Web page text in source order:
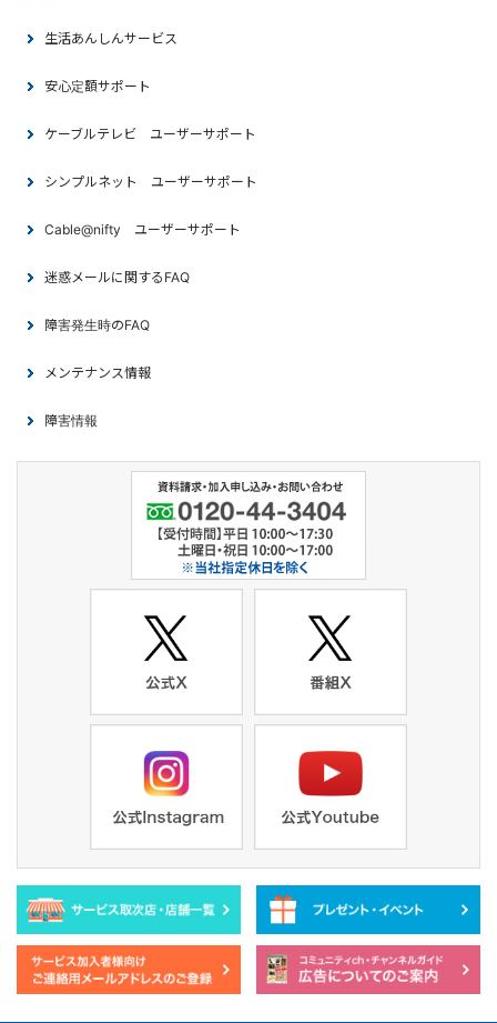
生活あんしんサービス
安心定額サポート
ケーブルテレビ ユーザーサポート
シンプルネット ユーザーサポート
Cable@nifty ユーザーサポート
迷惑メールに関するFAQ
障害発生時のFAQ
メンテナンス情報
障害情報